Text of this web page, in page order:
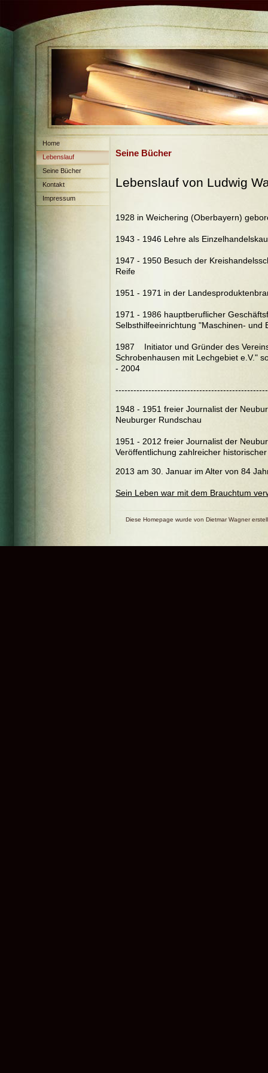
Home
Lebenslauf
Seine Bücher
Kontakt
Impressum
Seine Bücher
Lebenslauf von Ludwig
1928 in Weichering (Oberbayern)
1943 - 1946 Lehre als
1947 - 1950 Besuch der
Reife
1951 - 1971 in der
1971 - 1986 hauptberuflicher
Selbsthilfeeinrichtung "Maschinen- und
1987 Initiator und Gründer des
Schrobenhausen mit Lechgebiet e.V."
- 2004
1948 - 1951 freier Journalist der
Neuburger Rundschau
1951 - 2012 freier Journalist der
Veröffentlichung zahlreicher
2013 am 30. Januar im Alter von 84
Sein Leben war mit dem Brauchtum
Diese Homepage wurde von Dietmar Wagner